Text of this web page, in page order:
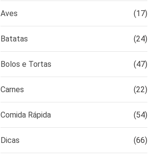
Aves (17)
Batatas (24)
Bolos e Tortas (47)
Carnes (22)
Comida Rápida (54)
Dicas (66)